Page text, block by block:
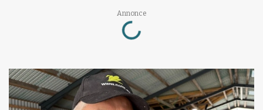
Annonce
Loading...